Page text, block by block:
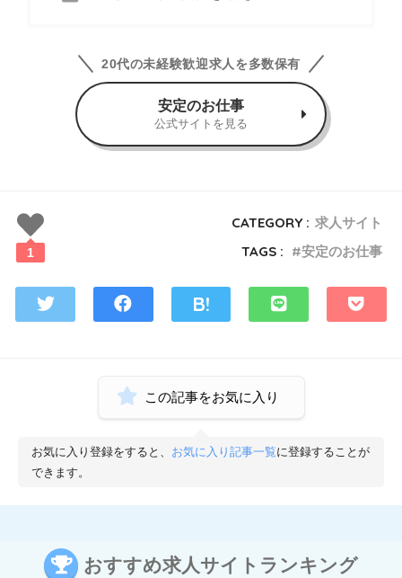
20代の未経験歓迎求人を多数保有
安定のお仕事
公式サイトを見る
1
CATEGORY : 求人サイト
TAGS :
安定のお仕事
この記事をお気に入り
お気に入り登録をすると、 お気に入り記事一覧に登録することが
できます。
おすすめ求人サイトランキング